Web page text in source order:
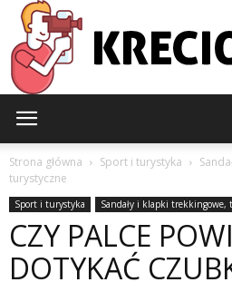
Strona główna Sport i turystyka
turystyczne
Sport i turystyka Sandały i klapki trekkingowe,
CZY PALCE
DOTYKAĆ